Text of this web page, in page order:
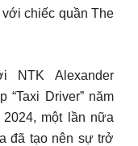
chiếc quần The
NTK Alexander
“Taxi Driver” năm
một lần nữa
đã tạo nên sự trở